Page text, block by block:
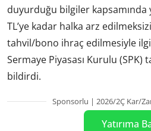
duyurduğu bilgiler kapsamında
TL’ye kadar halka arz
tahvil/bono ihraç edilmesiyle
Sermaye Piyasası Kurulu (SPK)
bildirdi.
Sponsorlu | 2026/2Ç Kar/
Yatırıma